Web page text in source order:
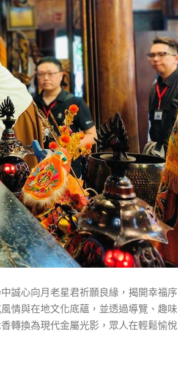
誠心向月老星君祈願良緣，揭開幸福序
情與在地文化底蘊，並透過導覽、趣味
轉換為現代金屬光影，眾人在輕鬆愉悅